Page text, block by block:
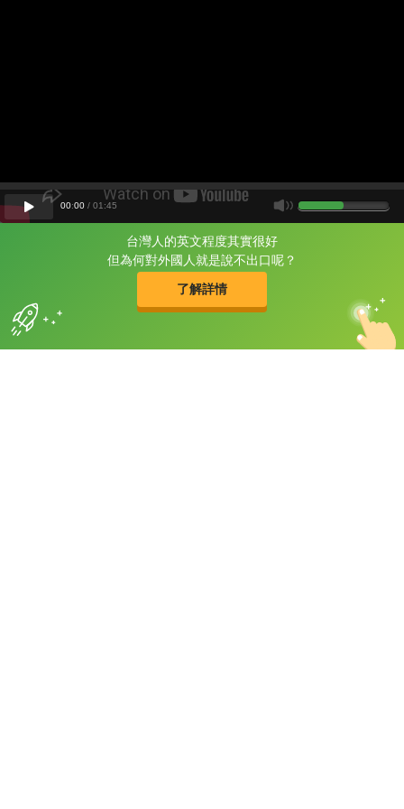
台灣人的英文程度其實很好
但為何對外國人就是說不出口呢？
了解詳情
片尾有
攻其不背
的品牌故事
00:00 / 01 :45